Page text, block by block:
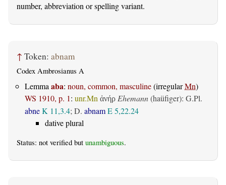
number, abbreviation or spelling variant.
↑ Token: abnam
Codex Ambrosianus A
Lemmaaba: noun, common, masculine(irregularMn)
WS 1910, p. 1: unr.Mn ἀνήρ Ehemann(haüfiger): G.Pl.
abneK 11,3.4; D. abnamE 5,22.24
dative plural
Status: not verified but unambiguous.